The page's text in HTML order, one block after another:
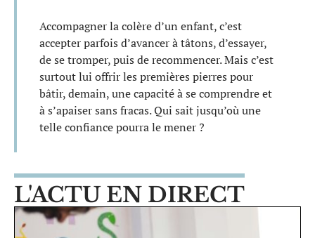
Accompagner la colère d’un enfant, c’est
accepter parfois d’avancer à tâtons, d’essayer,
de se tromper, puis de recommencer. Mais c’est
surtout lui offrir les premières pierres pour
bâtir, demain, une capacité à se comprendre et
à s’apaiser sans fracas. Qui sait jusqu’où une
telle confiance pourra le mener ?
L'ACTU EN DIRECT